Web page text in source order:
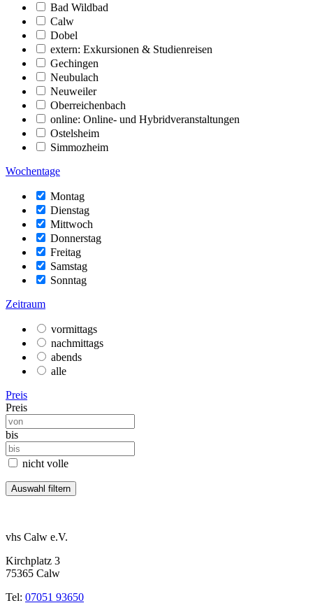
Bad Wildbad
Calw
Dobel
extern: Exkursionen & Studienreisen
Gechingen
Neubulach
Neuweiler
Oberreichenbach
online: Online- und Hybridveranstaltungen
Ostelsheim
Simmozheim
Wochentage
Montag
Dienstag
Mittwoch
Donnerstag
Freitag
Samstag
Sonntag
Zeitraum
vormittags
nachmittags
abends
alle
Preis
Preis
bis
nicht volle
vhs Calw e.V.
Kirchplatz 3
75365 Calw
Tel: 07051 93650